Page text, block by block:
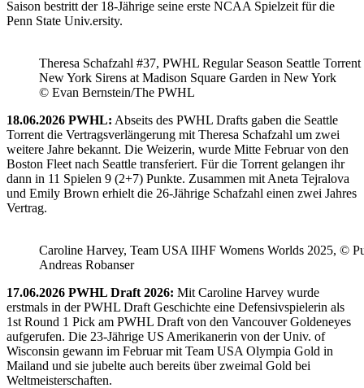
Saison bestritt der 18-Jährige seine erste NCAA Spielzeit für die
Penn State Univ.ersity.
Theresa Schafzahl #37, PWHL Regular Season Seattle Torrent
New York Sirens at Madison Square Garden in New York
© Evan Bernstein/The PWHL
18.06.2026 PWHL: Abseits des PWHL Drafts gaben die Seattle
Torrent die Vertragsverlängerung mit Theresa Schafzahl um zwei
weitere Jahre bekannt. Die Weizerin, wurde Mitte Februar von den
Boston Fleet nach Seattle transferiert. Für die Torrent gelangen ihr
dann in 11 Spielen 9 (2+7) Punkte. Zusammen mit Aneta Tejralova
und Emily Brown erhielt die 26-Jährige Schafzahl einen zwei Jahres
Vertrag.
Caroline Harvey, Team USA IIHF Womens Worlds 2025, ©
Andreas Robanser
17.06.2026 PWHL Draft 2026: Mit Caroline Harvey wurde
erstmals in der PWHL Draft Geschichte eine Defensivspielerin als
1st Round 1 Pick am PWHL Draft von den Vancouver Goldeneyes
aufgerufen. Die 23-Jährige US Amerikanerin von der Univ. of
Wisconsin gewann im Februar mit Team USA Olympia Gold in
Mailand und sie jubelte auch bereits über zweimal Gold bei
Weltmeisterschaften.